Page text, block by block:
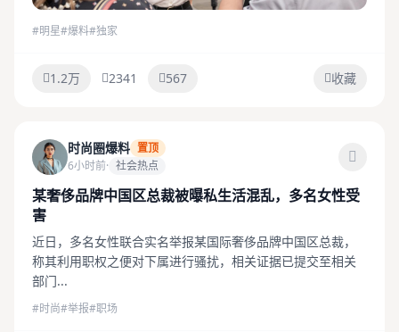
#明星#爆料#独家
1.2万 2341 567 收藏
时尚圈爆料 置顶
6小时前· 社会热点
某奢侈品牌中国区总裁被曝私生活混乱，多名女性受
害
近日，多名女性联合实名举报某国际奢侈品牌中国区总裁，
称其利用职权之便对下属进行骚扰，相关证据已提交至相关
部门...
#时尚#举报#职场